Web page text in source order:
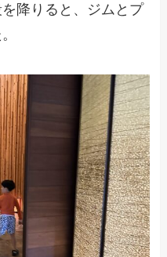
降りると、ジムとプ